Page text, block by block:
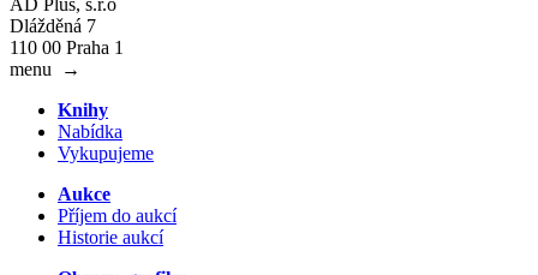
Dlážděná 7
110 00 Praha 1
menu
→
Knihy
Nabídka
Vykupujeme
Aukce
Příjem do aukcí
Historie aukcí